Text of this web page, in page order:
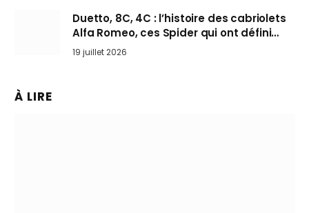
Duetto, 8C, 4C : l’histoire des cabriolets
Alfa Romeo, ces Spider qui ont défini
l’art de rouler cheveux au vent
19 juillet 2026
À LIRE